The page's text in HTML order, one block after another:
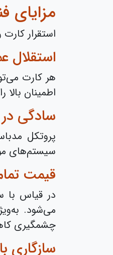
مزایای
استقرار
استقلال
هر کارت
اطمینان
سادگی
پروتکل
سیستم‌های
قیمت
می‌شود.
چشمگیری
سازگاری